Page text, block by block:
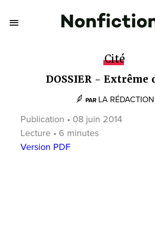
Cité
DOSSIER - Extrême
PAR LA RÉDACTION
Publication • 08 juin 2014
Lecture • 6 minutes
Version PDF